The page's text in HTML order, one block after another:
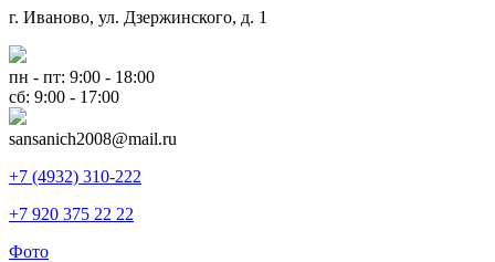
г. Иваново, ул. Дзержинского, д. 1
пн - пт: 9:00 - 18:00
сб: 9:00 - 17:00
sansanich2008@mail.ru
+7 (4932) 310-222
+7 920 375 22 22
Фото